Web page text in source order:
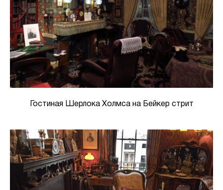
Гостиная Шерлока Холмса на Бейкер стрит